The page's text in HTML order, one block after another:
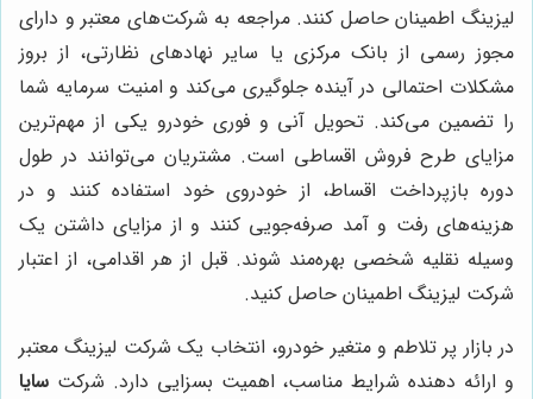
لیزینگ اطمینان حاصل کنند. مراجعه به شرکت‌های معتبر و دارای
مجوز رسمی از بانک مرکزی یا سایر نهادهای نظارتی، از بروز
مشکلات احتمالی در آینده جلوگیری می‌کند و امنیت سرمایه شما
را تضمین می‌کند. تحویل آنی و فوری خودرو یکی از مهم‌ترین
مزایای طرح فروش اقساطی است. مشتریان می‌توانند در طول
دوره بازپرداخت اقساط، از خودروی خود استفاده کنند و در
هزینه‌های رفت و آمد صرفه‌جویی کنند و از مزایای داشتن یک
وسیله نقلیه شخصی بهره‌مند شوند. قبل از هر اقدامی، از اعتبار
شرکت لیزینگ اطمینان حاصل کنید.
در بازار پر تلاطم و متغیر خودرو، انتخاب یک شرکت لیزینگ معتبر
و ارائه دهنده شرایط مناسب، اهمیت بسزایی دارد. شرکت سایا